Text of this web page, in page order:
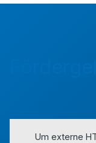
Um externe